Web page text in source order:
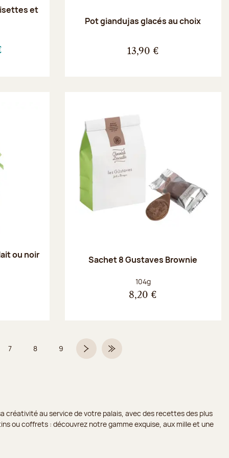
et
Pot giandujas glacés au choix
13,90 €
ou noir
Sachet 8 Gustaves Brownie
Poids net :
104g
8,20 €
sur 9
Page
7 Page
8 Page
9 Page suivanteDernière page
créativité au service de votre palais, avec des recettes des plus
ou coffrets : découvrez notre gamme exquise, aux mille et une